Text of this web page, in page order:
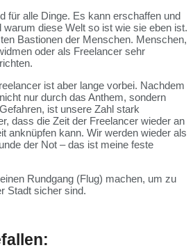
für alle Dinge. Es kann erschaffen und
diese Welt so ist wie sie eben ist.
Bastionen der Menschen. Menschen,
oder als Freelancer sehr
ist aber lange vorbei. Nachdem
nur durch das Anthem, sondern
ist unsere Zahl stark
dass die Zeit der Freelancer wieder an
anknüpfen kann. Wir werden wieder als
der Not – das ist meine feste
Rundgang (Flug) machen, um zu
Stadt sicher sind.